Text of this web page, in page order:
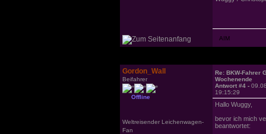
Gordon_Wall
Beifahrer
Offline
Weltreisender Leichenwagen-
Fan
Re: BKW-Fahrer
Wochenende
Antwort #4 -
19:15:29
Hallo Wuggy,
bevor ich mich
beantwortet: